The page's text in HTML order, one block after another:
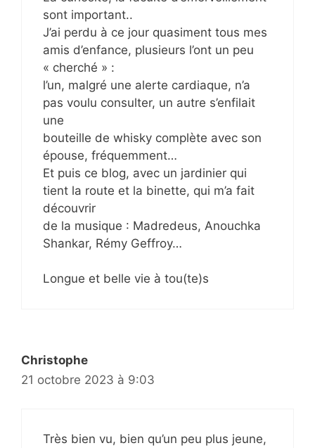
sont important..
J’ai perdu à ce jour quasiment tous mes
amis d’enfance, plusieurs l’ont un peu
« cherché » :
l’un, malgré une alerte cardiaque, n’a
pas voulu consulter, un autre s’enfilait
une
bouteille de whisky complète avec son
épouse, fréquemment…
Et puis ce blog, avec un jardinier qui
tient la route et la binette, qui m’a fait
découvrir
de la musique : Madredeus, Anouchka
Shankar, Rémy Geffroy…
Longue et belle vie à tou(te)s
Christophe
21 octobre 2023 à 9:03
Très bien vu, bien qu’un peu plus jeune,